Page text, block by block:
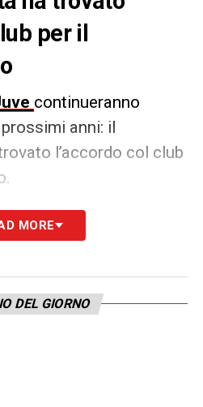
per il
continueranno
anni: il
l’accordo col club
Sport
, il giocatore
contratto fino al 2028.
si tratta di un
: un segno di
MORE
DEL GIORNO